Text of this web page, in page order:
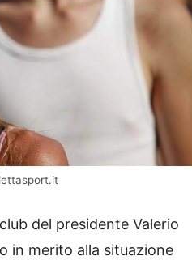
del presidente Valerio
in merito alla situazione